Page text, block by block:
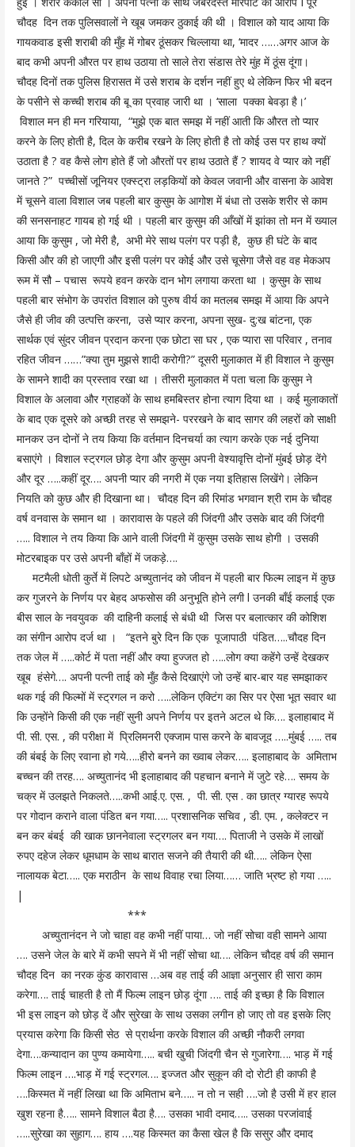
चौदह दिन तक पुलिसवालों ने खूब जमकर ठुकाई की थी । विशाल को याद आया कि
गायकवाड इसी शराबी की मुँह में गोबर ठूंसकर चिल्लाया था, ‘मादर ……अगर आज के
बाद कभी अपनी औरत पर हाथ उठाया तो साले तेरा संडास तेरे मुंह में ठूंस दूंगा।
चौदह दिनों तक पुलिस हिरासत में उसे शराब के दर्शन नहीं हुए थे लेकिन फिर भी बदन
के पसीने से कच्ची शराब की बू का प्रवाह जारी था । ‘साला पक्का बेवड़ा है।’
विशाल मन ही मन गरियाया, “मुझे एक बात समझ में नहीं आती कि औरत तो प्यार
करने के लिए होती है, दिल के करीब रखने के लिए होती है तो कोई उस पर हाथ क्यों
उठाता है ? वह कैसे लोग होते हैं जो औरतों पर हाथ उठाते हैं ? शायद वे प्यार को नहीं
जानते ?” पच्चीसों जूनियर एक्स्ट्रा लड़कियों को केवल जवानी और वासना के आवेश
में चूसने वाला विशाल जब पहली बार कुसुम के आगोश में बंधा तो उसके शरीर से काम
की सनसनाहट गायब हो गई थी । पहली बार कुसुम की आँखों में झांका तो मन में ख्याल
आया कि कुसुम , जो मेरी है, अभी मेरे साथ पलंग पर पड़ी है, कुछ ही घंटे के बाद
किसी और की हो जाएगी और इसी पलंग पर कोई और उसे चूसेगा जैसे वह वह मेकअप
रूम में सौ – पचास रूपये हवन करके दान भोग लगाया करता था । कुसुम के साथ
पहली बार संभोग के उपरांत विशाल को पुरुष वीर्य का मतलब समझ में आया कि अपने
जैसे ही जीव की उत्पत्ति करना, उसे प्यार करना, अपना सुख- दु:ख बांटना, एक
सार्थक एवं सुंदर जीवन प्रदान करना एक छोटा सा घर , एक प्यारा सा परिवार , तनाव
रहित जीवन ……”क्या तुम मुझसे शादी करोगी?” दूसरी मुलाकात में ही विशाल ने कुसुम
के सामने शादी का प्रस्ताव रखा था । तीसरी मुलाकात में पता चला कि कुसुम ने
विशाल के अलावा और ग्राहकों के साथ हमबिस्तर होना त्याग दिया था । कई मुलाकातों
के बाद एक दूसरे को अच्छी तरह से समझने- पररखने के बाद सागर की लहरों को साक्षी
मानकर उन दोनों ने तय किया कि वर्तमान दिनचर्या का त्याग करके एक नई दुनिया
बसाएंगे । विशाल स्ट्रगल छोड़ देगा और कुसुम अपनी वेश्यावृत्ति दोनों मुंबई छोड़ देंगे
और दूर …..कहीं दूर…. अपनी प्यार की नगरी में एक नया इतिहास लिखेंगे। लेकिन
नियति को कुछ और ही दिखाना था। चौदह दिन की रिमांड भगवान श्री राम के चौदह
वर्ष वनवास के समान था । कारावास के पहले की जिंदगी और उसके बाद की जिंदगी
….. विशाल ने तय किया कि आने वाली जिंदगी में कुसुम उसके साथ होगी । उसकी
मोटरबाइक पर उसे अपनी बाँहों में जकड़े….
मटमैली धोती कुर्ते में लिपटे अच्युतानंद को जीवन में पहली बार फिल्म लाइन में कुछ
कर गुजरने के निर्णय पर बेहद अफसोस की अनुभूति होने लगी l उनकी बाँई कलाई एक
बीस साल के नवयुवक की दाहिनी कलाई से बंधी थी जिस पर बलात्कार की कोशिश
का संगीन आरोप दर्ज था । “इतने बुरे दिन कि एक पूजापाठी पंडित…..चौदह दिन
तक जेल में …..कोर्ट में पता नहीं और क्या हुज्जत हो …..लोग क्या कहेंगे उन्हें देखकर
खूब हंसेगे…. अपनी पत्नी ताई को मुँह कैसे दिखाएंगे जो उन्हें बार-बार यह समझाकर
थक गई की फिल्मों में स्ट्रगल न करो …..लेकिन एक्टिंग का सिर पर ऐसा भूत सवार था
कि उन्होंने किसी की एक नहीं सुनी अपने निर्णय पर इतने अटल थे कि…. इलाहाबाद में
पी. सी. एस. , की परीक्षा में प्रिलिमनरी एक्जाम पास करने के बावजूद …..मुंबई ….. तब
की बंबई के लिए रवाना हो गये…..हीरो बनने का ख्वाब लेकर….. इलाहाबाद के अमिताभ
बच्चन की तरह…. अच्युतानंद भी इलाहाबाद की पहचान बनाने में जुटे रहे…. समय के
चक्र में उलझते निकलते…..कभी आई.ए. एस. , पी. सी. एस . का छात्र ग्यारह रूपये
पर गोदान कराने वाला पंडित बन गया….. प्रशासनिक सचिव , डी. एम. , कलेक्टर न
बन कर बंबई की खाक छाननेवाला स्ट्रगलर बन गया…. पिताजी ने उसके में लाखों
रुपए दहेज लेकर धूमधाम के साथ बारात सजने की तैयारी की थी….. लेकिन ऐसा
नालायक बेटा….. एक मराठीन के साथ विवाह रचा लिया…… जाति भ्रष्ट हो गया …..
|
***
अच्युतानंदन ने जो चाहा वह कभी नहीं पाया… जो नहीं सोचा वही सामने आया
…. उसने जेल के बारे में कभी सपने में भी नहीं सोचा था…. लेकिन चौदह वर्ष की समान
चौदह दिन का नरक कुंड कारावास …अब वह ताई की आज्ञा अनुसार ही सारा काम
करेगा…. ताई चाहती है तो मैं फिल्म लाइन छोड़ दूंगा …. ताई की इच्छा है कि विशाल
भी इस लाइन को छोड़ दें और सुरेखा के साथ उसका लगीन हो जाए तो वह इसके लिए
प्रयास करेगा कि किसी सेठ से प्रार्थना करके विशाल की अच्छी नौकरी लगवा
देगा….कन्यादान का पुण्य कमायेगा….. बची खुची जिंदगी चैन से गुजारेगा…. भाड़ में गई
फिल्म लाइन ….भाड़ में गई स्ट्रगल…. इज्जत और सुकून की दो रोटी ही काफी है
….किस्मत में नहीं लिखा था कि अमिताभ बने….. न तो न सही ….जो है उसी में हर हाल
खुश रहना है….. सामने विशाल बैठा है…. उसका भावी दमाद….. उसका परजांवाई
…..सुरेखा का सुहाग…. हाय ….यह किस्मत का कैसा खेल है कि ससुर और दमाद